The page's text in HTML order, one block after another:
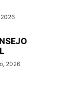
2026